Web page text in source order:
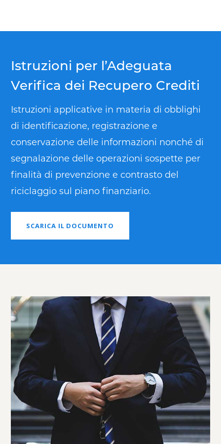
Istruzioni per l’Adeguata
Verifica dei Recupero Crediti
Istruzioni applicative in materia di obblighi
di identificazione, registrazione e
conservazione delle informazioni nonché di
segnalazione delle operazioni sospette per
finalità di prevenzione e contrasto del
riciclaggio sul piano finanziario.
SCARICA IL DOCUMENTO